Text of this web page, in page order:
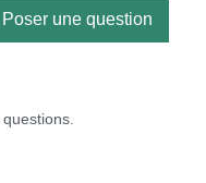
Poser une question
questions.